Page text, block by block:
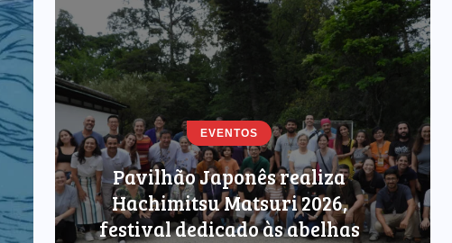
EVENTOS
Pavilhão Japonês realiza
Hachimitsu Matsuri 2026,
festival dedicado às abelhas
EVENTOS PODCAST
Newsletter Amo Japão – 04/03